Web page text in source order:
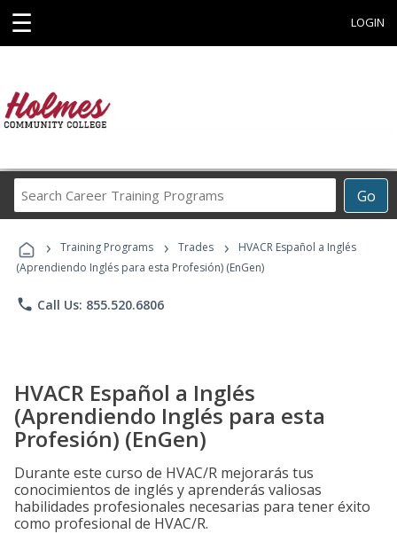
☰ LOGIN
Go
Career
Programs
› Training Programs › Trades ›
HVACR Español a Inglés
(Aprendiendo Inglés para esta Profesión) (EnGen)
phone Call Us: 855.520.6806
HVACR Español a Inglés
(Aprendiendo Inglés para esta
Profesión) (EnGen)
Durante este curso de HVAC/R mejorarás tus
conocimientos de inglés y aprenderás valiosas
habilidades profesionales necesarias para tener éxito
como profesional de HVAC/R.